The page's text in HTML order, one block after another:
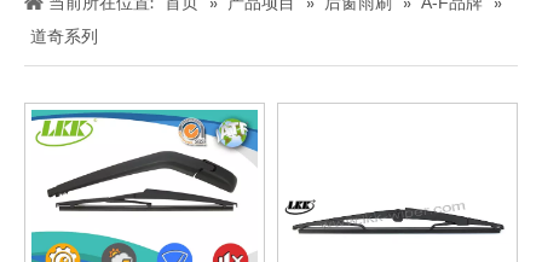
道奇系列